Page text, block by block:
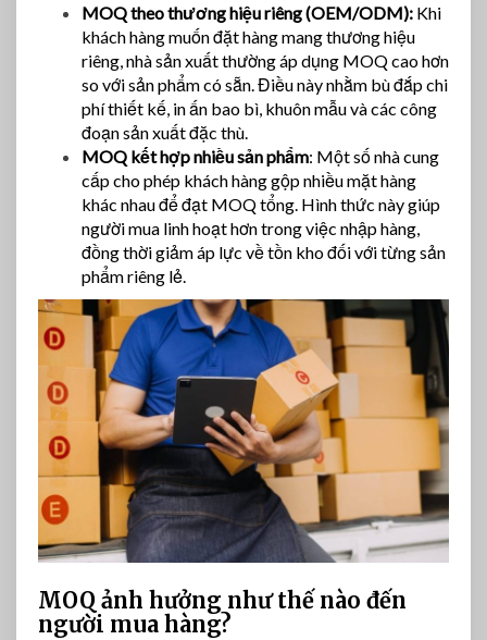
MOQ theo thương hiệu riêng (OEM/ODM): Khi
khách hàng muốn đặt hàng mang thương hiệu
riêng, nhà sản xuất thường áp dụng MOQ cao hơn
so với sản phẩm có sẵn. Điều này nhằm bù đắp chi
phí thiết kế, in ấn bao bì, khuôn mẫu và các công
đoạn sản xuất đặc thù.
MOQ kết hợp nhiều sản phẩm: Một số nhà cung
cấp cho phép khách hàng gộp nhiều mặt hàng
khác nhau để đạt MOQ tổng. Hình thức này giúp
người mua linh hoạt hơn trong việc nhập hàng,
đồng thời giảm áp lực về tồn kho đối với từng sản
phẩm riêng lẻ.
MOQ ảnh hưởng như thế nào đến
người mua hàng?